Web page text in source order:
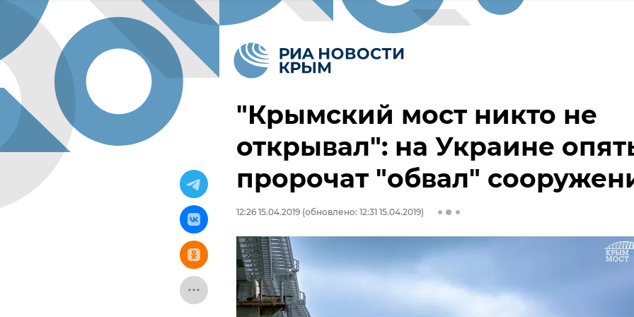
"Крымский мост никто не
открывал": на Украине
пророчат "обвал"
12:26 15.04.2019 (обновлено: 12:31 15.04.2019)